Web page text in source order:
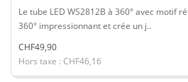
Le tube LED WS2812B à 360° avec motif
360° impressionnant et crée un j..
CHF49,90
Hors taxe : CHF46,16